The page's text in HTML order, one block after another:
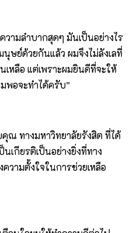
วามลำบากสุดๆ มันเป็นอย่างไร
ษย์ด้วยกันแล้ว ผมจึงไม่ลังเลที่
เหลือ แต่เพราะผมยินดีที่จะให้
พอจะทำได้ครับ”
ณ ทางมหาวิทยาลัยรังสิต ที่ได้
เกียรติเป็นอย่างยิ่งที่ทาง
ความตั้งใจในการช่วยเหลือ